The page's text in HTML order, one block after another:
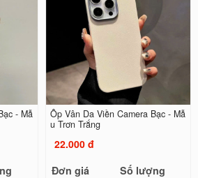
- Mẫ
Ốp Vân Da Viền Camera Bạc - Mẫ
u Trơn Trắng
22.000 đ
Đơn giá
Số lượng